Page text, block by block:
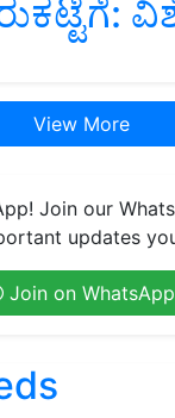
View More
Join our
updates
Join on WhatsApp